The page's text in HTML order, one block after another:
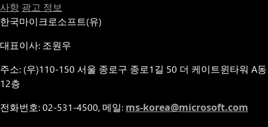
사항 광고 정보
한국마이크로소프트(유)
대표이사: 조원우
주소: (우)110-150 서울 종로구 종로1길 50 더 케이트윈타워 A동
12층
전화번호: 02-531-4500, 메일: ms-korea@microsoft.com